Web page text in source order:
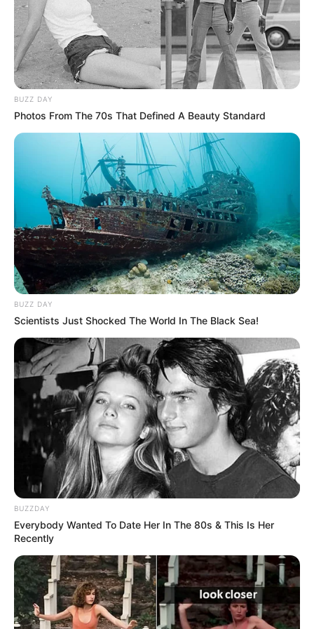
ciudadanía clama por medidas más contundentes para
garantizar la seguridad y protección de todos los
ciudadanos.
COMPARTIR
ALERTA BOGOTÁ EN GOOGLE NEWS
TEMAS RELACIONADOS
SICARIOS
INSEGURIDAD EN BOGOTÁ
PARQUE DE LA 93
MANTÉNGASE EN ALERTA
Tenemos todas las noticias que le
interesan. Para estar bien informado, por
favor, active las notificaciones de Alerta.
ACTIVAR AHORA
TEMAS DESTACADOS
RECIBO DEL AGUA
CUNDINAMARCA
CORTES DE LUZ
LOCALIDAD DE ENGATIVÁ
REGIOTRAM DE OCCIDENTE
LOCALIDAD DE SUBA
BUZZ DAY
Photos From The 70s That Defined A Beauty Standard
BUZZ DAY
Scientists Just Shocked The World In The Black Sea!
BUZZDAY
Everybody Wanted To Date Her In The 80s & This Is Her
Recently